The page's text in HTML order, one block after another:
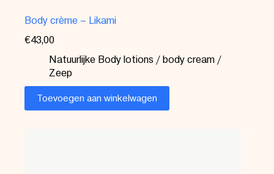
Body crème – Likami
€43,00
Natuurlijke Body lotions / body cream /
Zeep
Toevoegen aan winkelwagen